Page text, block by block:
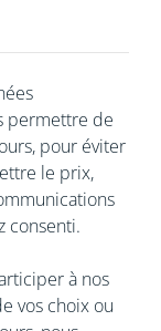
permettre de
pour éviter
le prix,
consenti.
à nos
vos choix ou